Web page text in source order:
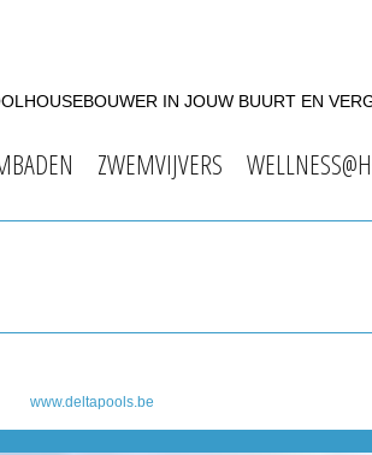
IN JOUW BUURT EN
ZWEMVIJVERS
www.deltapools.be